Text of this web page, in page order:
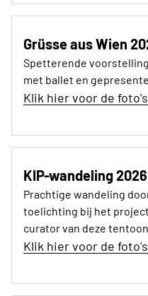
Grüsse aus Wien
Spetterende
met ballet en
Klik hier voor de foto's
KIP-wandeling
Prachtige wandeling
toelichting bij het project
curator van deze
Klik hier voor de foto's